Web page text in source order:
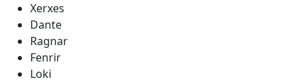
Xerxes
Dante
Ragnar
Fenrir
Loki